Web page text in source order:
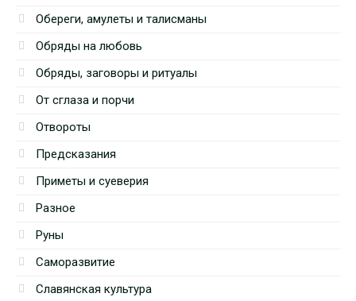
Обереги, амулеты и талисманы
Обряды на любовь
Обряды, заговоры и ритуалы
От сглаза и порчи
Отвороты
Предсказания
Приметы и суеверия
Разное
Руны
Саморазвитие
Славянская культура